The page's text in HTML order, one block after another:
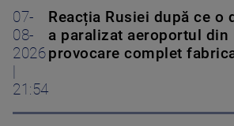
07-
08-
2026
21:54
Reacția Rusiei după ce o
a paralizat aeroportul din
provocare complet